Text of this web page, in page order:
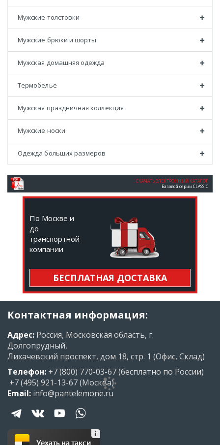
Мужские толстовки
Мужские брюки и шорты
Мужская домашняя одежда
Термобелье
Мужская праздничная коллекция
Мужские носки
Одежда больших размеров
СКАЧАТЬ ЭЛЕКТРОННЫЙ КАТАЛОГ
Базовой серии CLASSIC
По Москве и
до
транспортной
компании
БЕСПЛАТНАЯ ДОСТАВКА
Контактная информация:
Адрес: Россия, Московская область, г.
Долгопрудный,
Лихачевский проспект, дом 18, стр. 1 (Офис, Склад)
Телефон: +7 (800) 770-03-67(бесплатно по России)
+7 (495) 921-13-67(Москва)
Email: info@pantelemone.ru
Уехать на такси